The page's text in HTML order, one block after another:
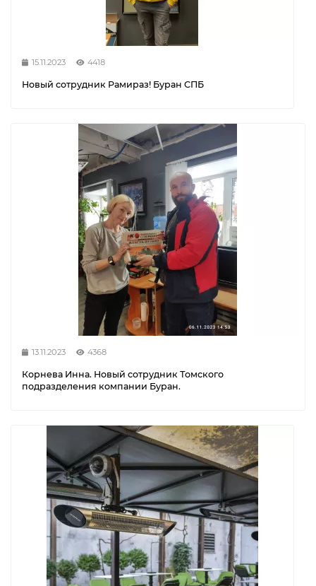
15.11.2023 4418
Новый сотрудник Рамираз! Буран СПБ
13.11.2023 4368
Корнева Инна. Новый сотрудник Томского
подразделения компании Буран.